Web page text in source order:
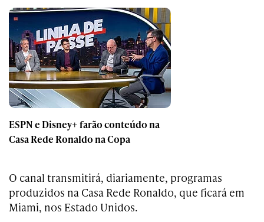
ESPN e Disney+ farão conteúdo na
Casa Rede Ronaldo na Copa
O canal transmitirá, diariamente, programas
produzidos na Casa Rede Ronaldo, que ficará em
Miami, nos Estado Unidos.